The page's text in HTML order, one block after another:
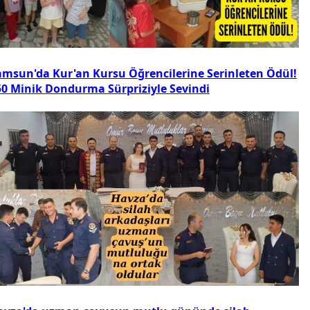
Kur'an Kursu Öğrencilerine Serinleten Ödül!
Minik Dondurma Sürpriziyle Sevindi